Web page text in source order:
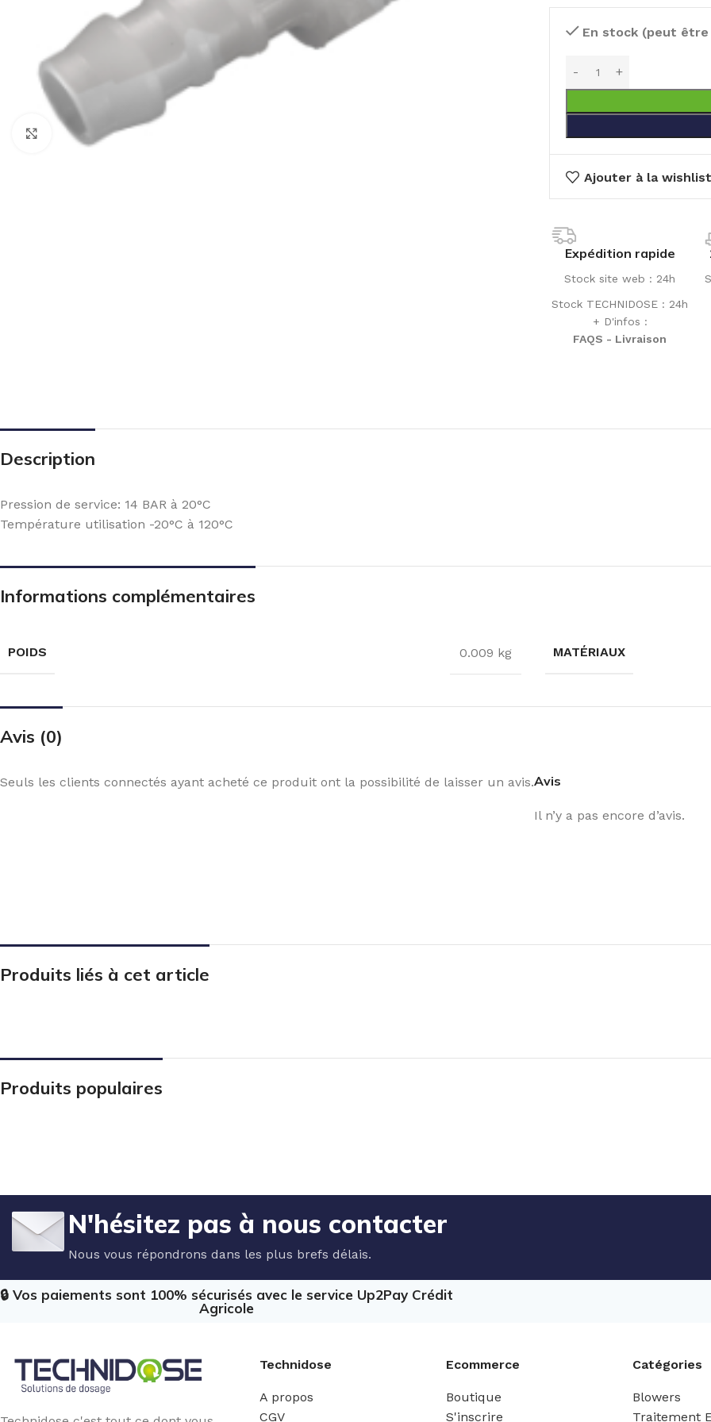
Click to enlarge
En stock (peut être
Ajouter à la
Expédition rapide
Stock site web : 24h
Stock TECHNIDOSE : 24h
+ D'infos :
FAQS - Livraison
Description
Pression de service: 14 BAR à 20°C
Température utilisation -20°C à 120°C
Informations complémentaires
POIDS 0.009 kg MATÉRIAUX
Avis (0)
Avis
Il n’y a pas encore d’avis.
Seuls les clients connectés ayant acheté ce produit ont la possibilité de laisser un avis.
Produits liés à cet article
Produits populaires
N'hésitez pas à nous contacter
Nous vous répondrons dans les plus brefs délais.
🔒 Vos paiements sont 100% sécurisés avec le service Up2Pay Crédit
Agricole
Technidose
A propos
CGV
Ecommerce
Boutique
S'inscrire
Catégories
Blowers
Traitement